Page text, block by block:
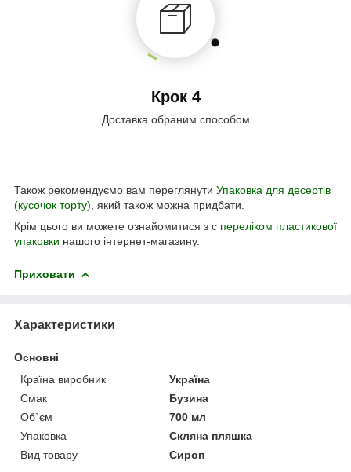
Крок 4
Доставка обраним способом
Також рекомендуємо вам переглянути Упаковка для десертів
(кусочок торту) , який також можна придбати.
Крім цього ви можете ознайомитися з с переліком пластикової
упаковки нашого інтернет-магазину.
Приховати
Характеристики
Основні
Країна виробник
Україна
Смак
Бузина
Об`єм
700 мл
Упаковка
Скляна пляшка
Вид товару
Сироп